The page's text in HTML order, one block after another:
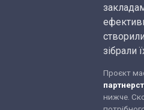
зібрали
Проєкт
нижче.